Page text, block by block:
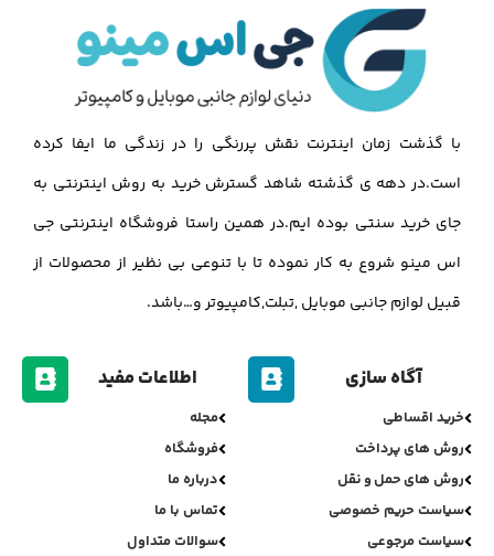
با گذشت زمان اینترنت نقش پررنگی را در زندگی ما ایفا کرده
است.در دهه ی گذشته شاهد گسترش خرید به روش اینترنتی به
جای خرید سنتی بوده ایم.در همین راستا فروشگاه اینترنتی جی
اس مینو شروع به کار نموده تا با تنوعی بی نظیر از محصولات از
قبیل لوازم جانبی موبایل ,تبلت,کامپیوتر و…باشد.
آگاه سازی
خرید اقساطی
روش های پرداخت
روش های حمل و نقل
سیاست حریم خصوصی
سیاست مرجوعی
اطلاعات مفید
مجله
فروشگاه
درباره ما
تماس با ما
سوالات متداول